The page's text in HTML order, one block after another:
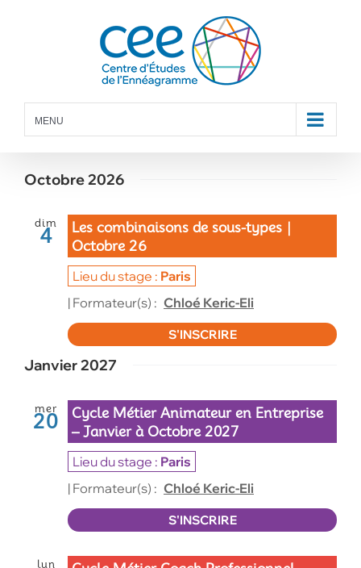
MENU
Octobre 2026
dim
4
Les combinaisons de sous-types｜
Octobre 26
Paris
| Formateur(s) : Chloé Keric-Eli
S'INSCRIRE
Janvier 2027
mer
20
Cycle Métier Animateur en Entreprise
– Janvier à Octobre 2027
Paris
| Formateur(s) : Chloé Keric-Eli
S'INSCRIRE
lun